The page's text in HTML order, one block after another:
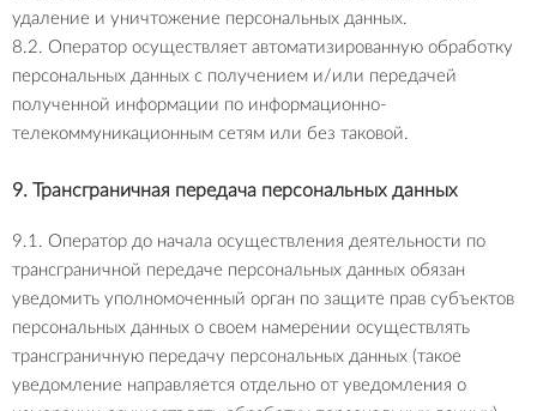
удаление и уничтожение персональных данных.
8.2. Оператор осуществляет автоматизированную обработку
персональных данных с получением и/или передачей
полученной информации по информационно-
телекоммуникационным сетям или без таковой.
9. Трансграничная передача персональных данных
9.1. Оператор до начала осуществления деятельности по
трансграничной передаче персональных данных обязан
уведомить уполномоченный орган по защите прав субъектов
персональных данных о своем намерении осуществлять
трансграничную передачу персональных данных (такое
уведомление направляется отдельно от уведомления о